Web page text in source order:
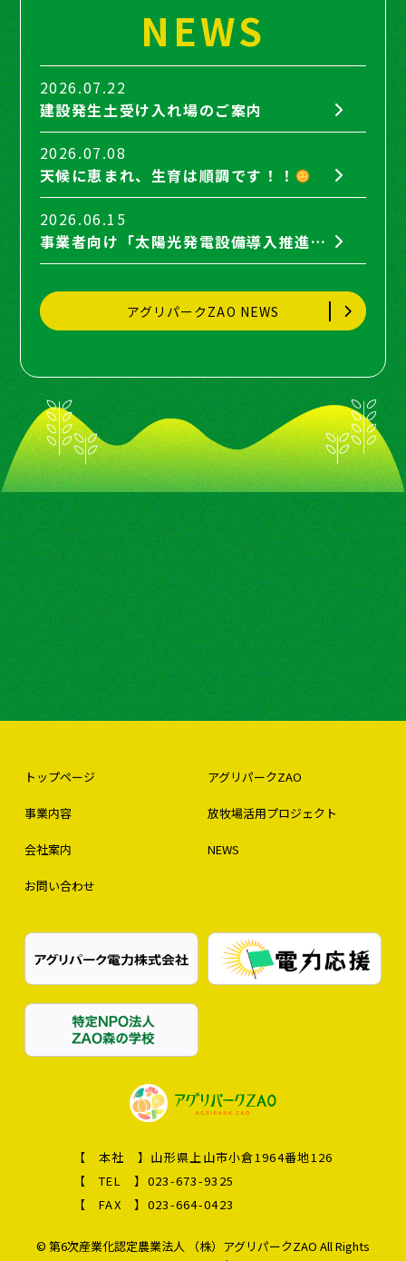
NEWS
2026.07.22
建設発生土受け入れ場のご案内
2026.07.08
天候に恵まれ、生育は順調です！！
2026.06.15
事業者向け「太陽光発電設備導入推進セミナー」に弊社取締役の間瀬が登壇します。
アグリパークZAO NEWS
【 本社 】 山形県上山市小倉1964番地126
【 TEL 】 023-673-9325
【 FAX 】 023-664-0423
トップページ アグリパークZAO
事業内容 放牧場活用プロジェクト
会社案内 NEWS
お問い合わせ
© 第6次産業化認定農業法人 （株）アグリパークZAO All Rights